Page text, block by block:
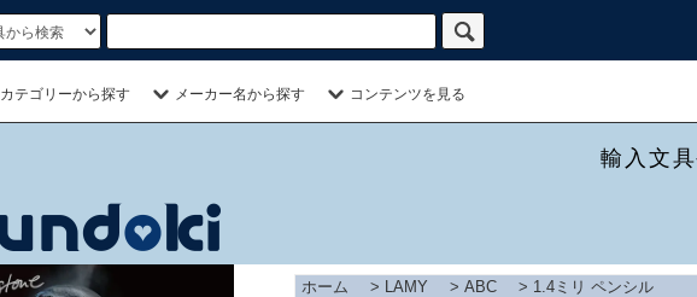
カテゴリーから探す メーカー名から探す コンテンツを見る
輸入文
ホーム > LAMY > ABC > 1.4ミリ ペンシル